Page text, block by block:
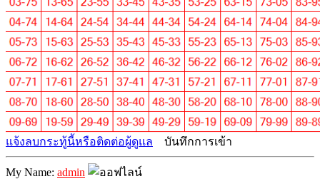
แจ้งลบกระทู้นี้หรือติดต่อผู้ดูแล บันทึกการเข้า
My Name: admin